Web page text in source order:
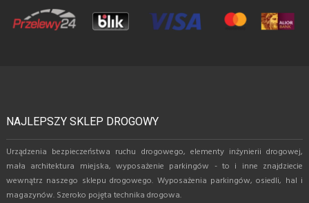
NAJLEPSZY SKLEP DROGOWY
Urządzenia bezpieczeństwa ruchu drogowego, elementy inżynierii drogowej,
mała architektura miejska, wyposażenie parkingów - to i inne znajdziecie
wewnątrz naszego sklepu drogowego. Wyposażenia parkingów, osiedli, hal i
magazynów. Szeroko pojęta technika drogowa.